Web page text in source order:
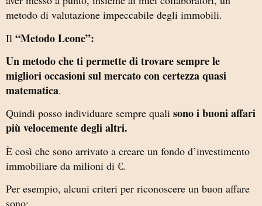
metodo di valutazione impeccabile degli immobili.
Il “Metodo Leone”:
Un metodo che ti permette di trovare sempre le
migliori occasioni sul mercato con certezza quasi
matematica.
Quindi posso individuare sempre quali sono i buoni affari
più velocemente degli altri.
È così che sono arrivato a creare un fondo d’investimento
immobiliare da milioni di €.
Per esempio, alcuni criteri per riconoscere un buon affare
sono: